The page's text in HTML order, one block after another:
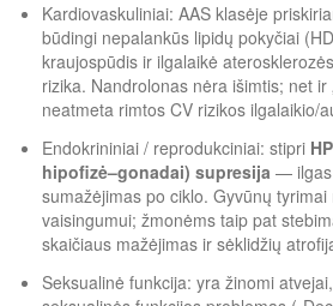
Kardiovaskuliniai: AAS klasėje
būdingi nepalankūs lipidų pokyčiai
kraujospūdis ir ilgalaikė
rizika. Nandrolonas nėra išimtis; net ir
neatmeta rimtos CV rizikos ilgalaikio/
Endokrininiai / reprodukciniai: stipri
hipofizė–gonadai) supresija — ilgas
sumažėjimas po ciklo. Gyvūnų
vaisingumui; žmonėms taip pat
skaičiaus mažėjimas ir sėklidžių
Seksualinė funkcija: yra žinomi